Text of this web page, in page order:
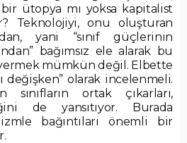
ütopya mı yoksa kapitalist
Teknolojiyi, onu oluşturan
yani “sınıf güçlerinin
bağımsız ele alarak bu
mümkün değil. Elbette
değişken” olarak incelenmeli.
ortak çıkarları,
de yansıtıyor. Burada
bağıntıları önemli bir